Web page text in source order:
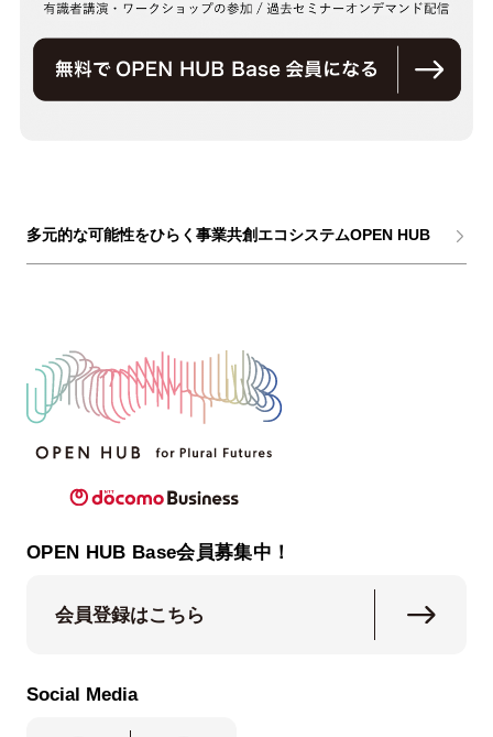
多元的な可能性をひらく事業共創エコシステムOPEN HUB
OPEN HUB Base会員募集中！
会員登録はこちら
Social Media